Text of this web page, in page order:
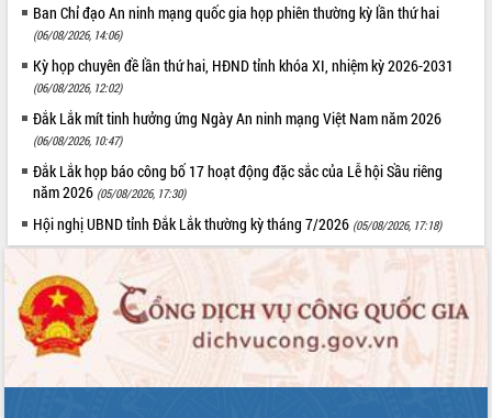
phát triển mới
Thường trực HĐND tỉnh Đắk Lắk gặp
mặt Đoàn chuyên gia y tế TP. Hồ Chí
Minh
Lễ truy điệu và an táng hài cốt liệt sĩ
tại Nghĩa trang Liệt sĩ xã Sơn Hòa
Bàn giải pháp tháo gỡ khó khăn trong
xuất khẩu sầu riêng và triển khai quy
định EUDR
Thứ trưởng Bộ Nông nghiệp và Môi
vùng trồng và doanh nghiệp đóng gói
sầu riêng tại Đắk Lắk
Trình diễn nghệ thuật chế biến các
món ăn từ sầu riêng
Đắk Lắk công bố Quy hoạch và xúc
THỐNG KÊ TRUY CẬP
Hôm nay: 22920
Tất cả: 66108588
Ban Chỉ đạo An ninh mạng quốc gia họp phiên thường kỳ lần thứ hai
(06/08/2026, 14:06)
Kỳ họp chuyên đề lần thứ hai, HĐND tỉnh khóa XI, nhiệm kỳ 2026-2031
(06/08/2026, 12:02)
Đắk Lắk mít tinh hưởng ứng Ngày An ninh mạng Việt Nam năm 2026
(06/08/2026, 10:47)
Đắk Lắk họp báo công bố 17 hoạt động đặc sắc của Lễ hội Sầu riêng
năm 2026 (05/08/2026, 17:30)
Hội nghị UBND tỉnh Đắk Lắk thường kỳ tháng 7/2026 (05/08/2026, 17:18)